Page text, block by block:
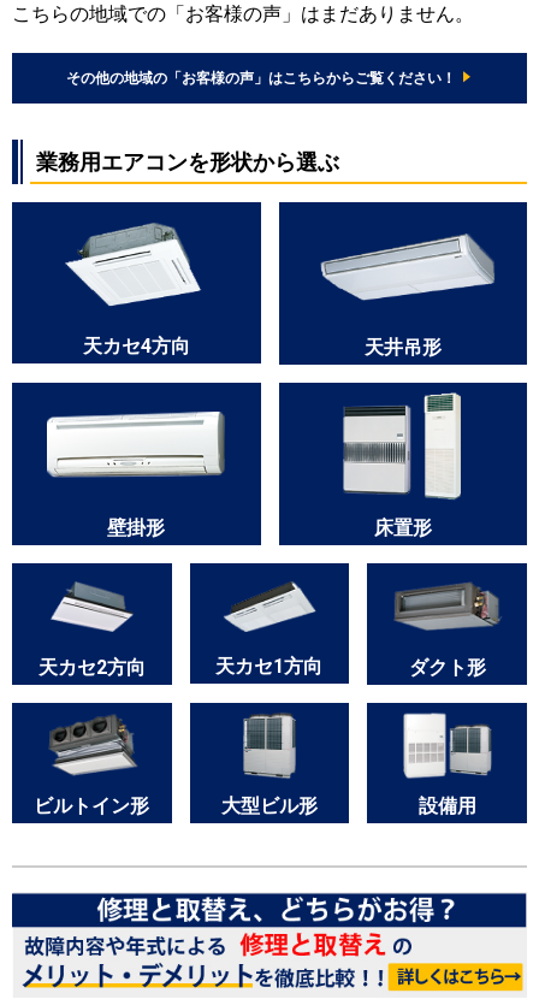
こちらの地域での「お客様の声」はまだありません。
その他の地域の「お客様の声」はこちらからご覧ください！
業務用エアコンを形状から選ぶ
天カセ4方向 天井吊形
壁掛形 床置形
天カセ2方向 天カセ1方向 ダクト形
ビルトイン形 大型ビル形 設備用